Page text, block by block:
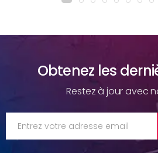
Obtenez les
Restez à jour avec